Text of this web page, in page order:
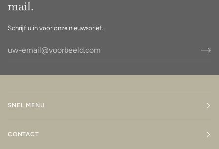
mail.
Schrijf u in voor onze nieuwsbrief.
SNEL MENU
CONTACT